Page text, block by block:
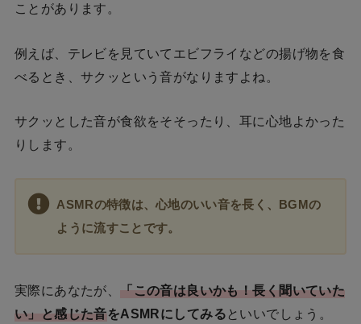
ことがあります。
例えば、テレビを見ていてエビフライなどの揚げ物を食
べるとき、サクッという音がなりますよね。
サクッとした音が食欲をそそったり、耳に心地よかった
りします。
ASMRの特徴は、心地のいい音を長く、BGMの
ように流すことです。
実際にあなたが、
「この音は良いかも！長く聞いていた
い」と感じた音をASMRにしてみる といいでしょう。